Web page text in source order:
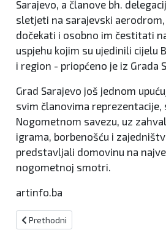
Sarajevo, a članove bh.
sletjeti na sarajevski
dočekati i osobno im čestitati
uspjehu kojim su ujedinili cijelu
i region - priopćeno je iz Grada
Grad Sarajevo još jednom
svim članovima
Nogometnom savezu, uz
igrama, borbenošću i
predstavljali domovinu na
nogometnoj smotri.
artinfo.ba
Prethodni članak: U Vitezu uskoro
Prethodni